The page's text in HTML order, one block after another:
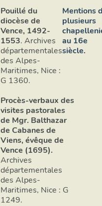
Pouillé du
diocèse de
Vence, 1492-
1553. Archives
départementales
des Alpes-
Maritimes, Nice :
G 1360.
Mentions
plusieurs
au 16e
siècle.
Procès-verbaux des
visites pastorales
de Mgr. Balthazar
de Cabanes de
Viens, évêque de
Vence (1695).
Archives
départementales
des Alpes-
Maritimes, Nice : G
1249.